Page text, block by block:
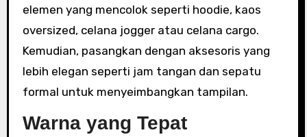
elemen yang mencolok seperti hoodie, kaos
oversized, celana jogger atau celana cargo.
Kemudian, pasangkan dengan aksesoris yang
lebih elegan seperti jam tangan dan sepatu
formal untuk menyeimbangkan tampilan.
Warna yang Tepat